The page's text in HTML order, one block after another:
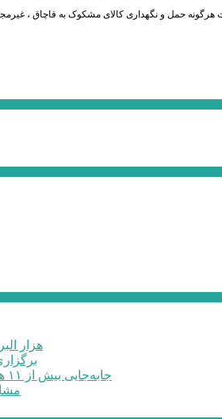
حمل و نگهداری کالای مشکوک به قاچاق ، غیرمجاز و
۶۰ هزار
جابه‌جایی بیش از ۱۱ هزار زائر اربعین از پایانه شهید کلانتری کرج به مرزهای ...